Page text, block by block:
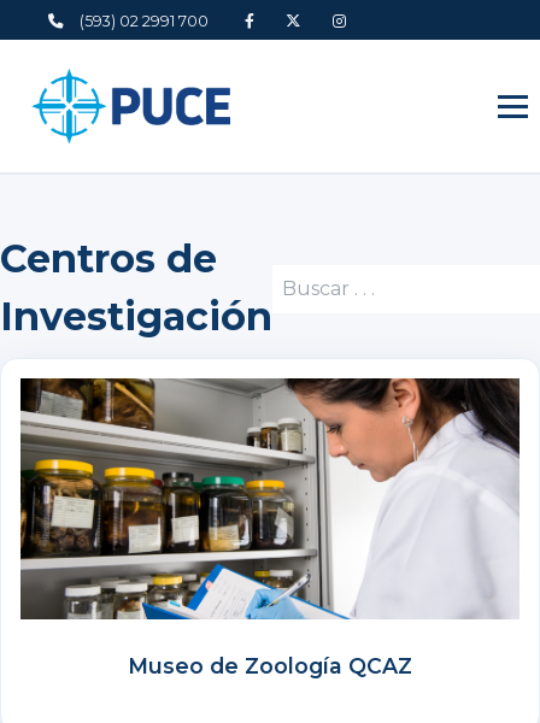
(593) 02 2991 700
Centros de
Investigación
Museo de Zoología QCAZ